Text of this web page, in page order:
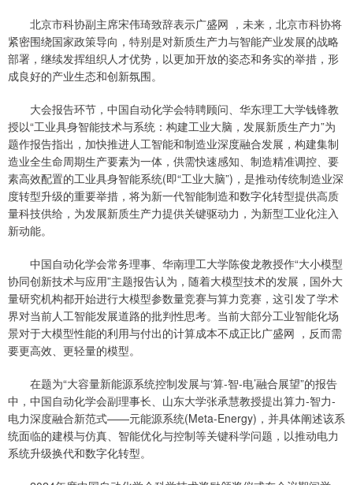
北京市科协副主席宋伟琦致辞表示广盛网 ，未来，北京市科协将
紧密围绕国家政策导向，特别是对新质生产力与智能产业发展的战略
部署，继续发挥组织人才优势，以更加开放的姿态和务实的举措，形
成良好的产业生态和创新氛围。
大会报告环节，中国自动化学会特聘顾问、华东理工大学钱锋教
授以“工业具身智能技术与系统：构建工业大脑，发展新质生产力”为
题作报告指出，加快推进人工智能和制造业深度融合发展，构建集制
造业全生命周期生产要素为一体，供需快速感知、制造精准调控、要
素高效配置的工业具身智能系统(即“工业大脑”)，是推动传统制造业深
度转型升级的重要举措，将为新一代智能制造和数字化转型提供高质
量科技供给，为发展新质生产力提供关键驱动力，为新型工业化注入
新动能。
中国自动化学会常务理事、华南理工大学陈俊龙教授作“大小模型
协同创新技术与应用”主题报告认为，随着大模型技术的发展，国外大
量研究机构都开始进行大模型参数量竞赛与算力竞赛，这引发了学术
界对当前人工智能发展道路的批判性思考。当前大部分工业智能化场
景对于大模型性能的利用与付出的计算成本不成正比广盛网 ，反而需
要更高效、更轻量的模型。
在题为“大容量新能源系统控制发展与‘算-智-电’融合展望”的报告
中，中国自动化学会副理事长、山东大学张承慧教授提出算力-智力-
电力深度融合新范式——元能源系统(Meta-Energy)，并具体阐述该系
统面临的建模与仿真、智能优化与控制等关键科学问题，以推动电力
系统升级换代和数字化转型。